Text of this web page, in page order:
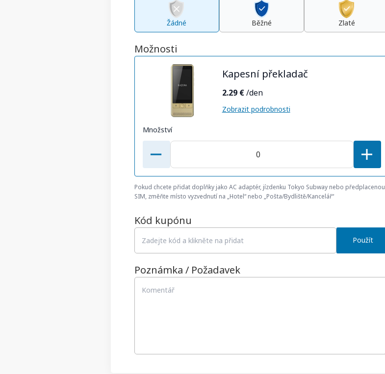
Žádné Běžné Zlaté
Možnosti
Kapesní překladač
2.29 €/den
Zobrazit podrobnosti
Množství
Pokud chcete přidat doplňky jako AC adaptér, jízdenku Tokyo Subway nebo předplacenou
SIM, změňte místo vyzvednutí na „Hotel“ nebo „Pošta/Bydliště/Kancelář“
Kód kupónu
Použít
Poznámka / Požadavek